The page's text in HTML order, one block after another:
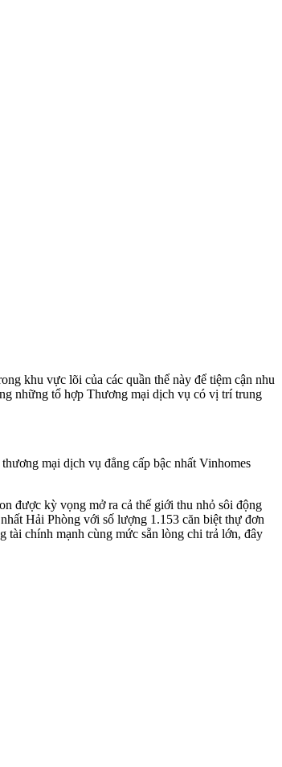
khu vực lõi của các quần thể này để tiệm cận nhu
những tổ hợp Thương mại dịch vụ có vị trí trung
mại dịch vụ đẳng cấp bậc nhất Vinhomes
được kỳ vọng mở ra cả thế giới thu nhỏ sôi động
Hải Phòng với số lượng 1.153 căn biệt thự đơn
chính mạnh cùng mức sẵn lòng chi trả lớn, đây